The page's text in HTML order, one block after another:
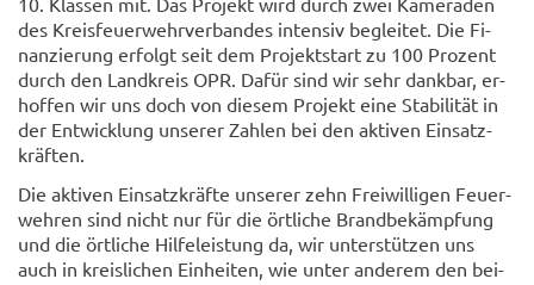
des Kreis­feu­er­wehr­ver­ban­des in­ten­siv be­glei­tet. Die Fi­
nan­zie­rung er­folgt seit dem Pro­jekt­start zu 100 Pro­zent
durch den Land­kreis OPR. Dafür sind wir sehr dank­bar, er­
hof­fen wir uns doch von die­sem Pro­jekt eine Sta­bi­li­tät in
der Ent­wick­lung un­se­rer Zah­len bei den ak­ti­ven Ein­satz­
kräf­ten.
Die ak­ti­ven Ein­satz­kräf­te un­se­rer zehn Frei­wil­li­gen Feu­er­
weh­ren sind nicht nur für die ört­li­che Brand­be­kämp­fung
und die ört­li­che Hil­fe­leis­tung da, wir un­ter­stüt­zen uns
auch in kreis­li­chen Ein­hei­ten, wie unter an­de­rem den bei­